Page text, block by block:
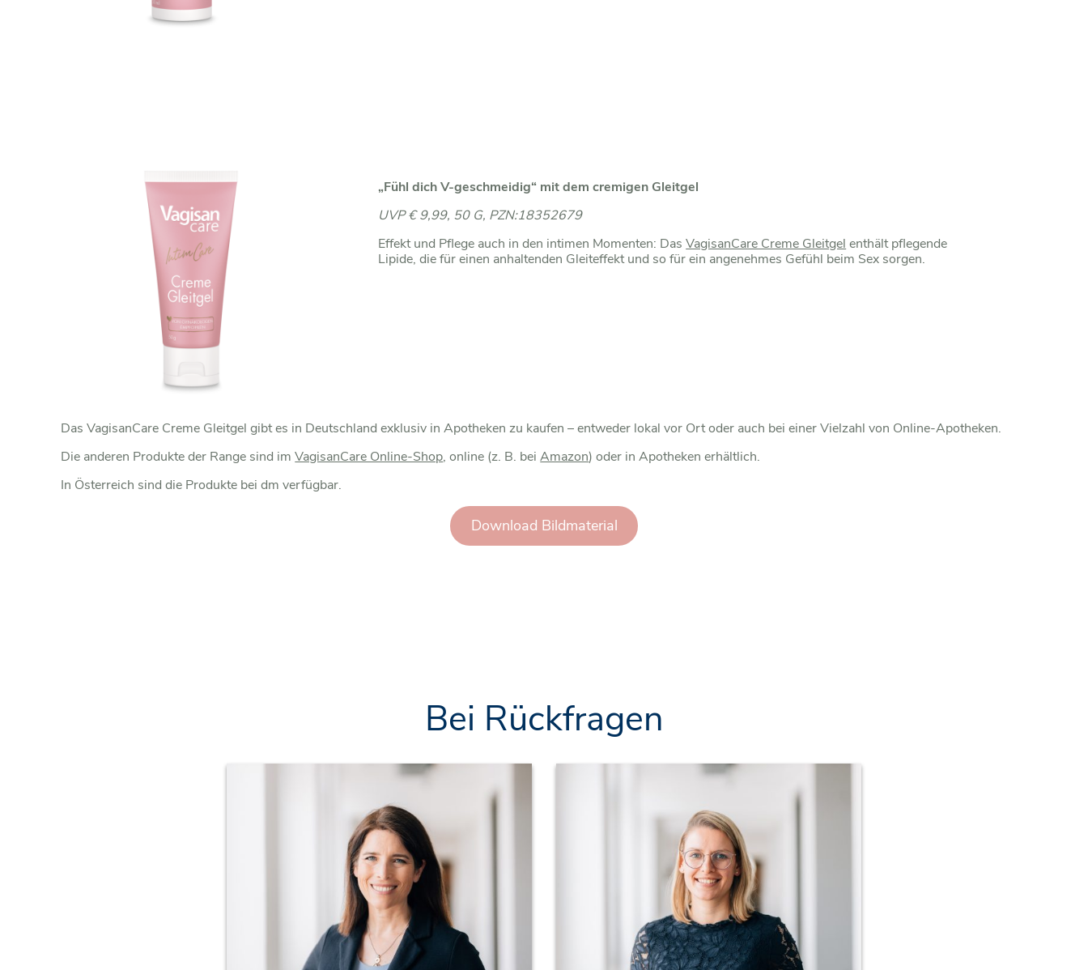
„Fühl dich V-geschmeidig“ mit dem cremigen Gleitgel
UVP € 9,99, 50 G, PZN:18352679
Effekt und Pflege auch in den intimen Momenten: DasVagisanCare Creme Gleitgel enthält pflegende
Lipide, die für einen anhaltenden Gleiteffekt und so für ein angenehmes Gefühl beim Sex sorgen.
Das VagisanCare Creme Gleitgel gibt es in Deutschland exklusiv in Apotheken zu kaufen – entweder lokal vor Ort oder auch bei einer Vielzahl von Online-Apotheken.
Die anderen Produkte der Range sind imVagisanCare Online-Shop, online (z. B. beiAmazon) oder in Apotheken erhältlich.
In Österreich sind die Produkte bei dm verfügbar.
Download Bildmaterial
Bei Rückfragen